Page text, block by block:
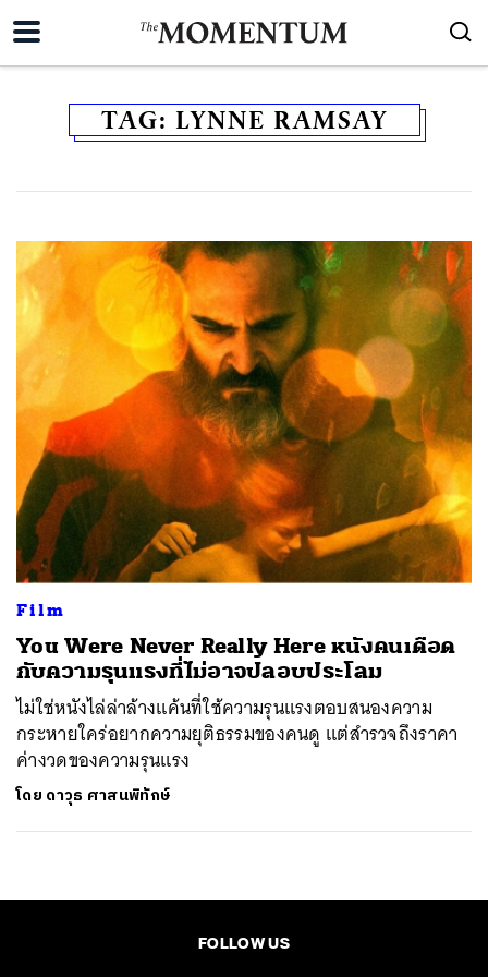
TAG: LYNNE RAMSAY
Film
You Were Never Really Here หนังคนเดือด
กับความรุนแรงที่ไม่อาจปลอบประโลม
ไม่ใช่หนังไล่ล่าล้างแค้นที่ใช้ความรุนแรงตอบสนองความ
กระหายใคร่อยากความยุติธรรมของคนดู แต่สำรวจถึงราคา
ค่างวดของความรุนแรง
โดย ดาวุธ ศาสนพิทักษ์
FOLLOW US
ค้นหา
SHARE TWEET LINE EMAIL